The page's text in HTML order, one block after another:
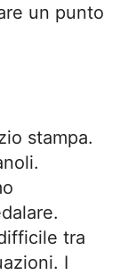
un punto
stampa.
tra
I